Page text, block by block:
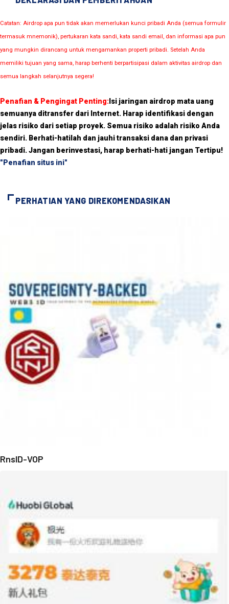
Catatan: Airdrop apa pun tidak akan memerlukan kunci pribadi Anda (semua formulir
termasuk mnemonik), pertukaran kata sandi, kata sandi email, dan informasi apa pun
yang mungkin dirancang untuk mengamankan properti pribadi. Setelah Anda
memiliki tujuan yang sama, harap berhenti berpartisipasi dalam aktivitas airdrop dan
semua langkah selanjutnya segera!
Penafian & Pengingat Penting: Isi jaringan airdrop mata uang
semuanya ditransfer dari Internet. Harap identifikasi dengan
jelas risiko dari setiap proyek. Semua risiko adalah risiko Anda
sendiri. Berhati-hatilah dan jauhi transaksi dana dan privasi
pribadi. Jangan berinvestasi, harap berhati-hati jangan Tertipu!
"Penafian situs ini"
PERHATIAN YANG DIREKOMENDASIKAN
RnsID-VOP